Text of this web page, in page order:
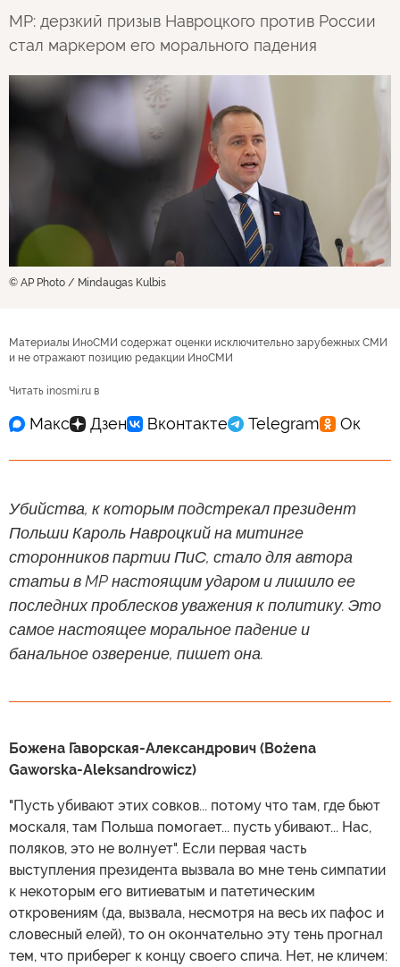
MP: дерзкий призыв Навроцкого против России
стал маркером его морального падения
© AP Photo / Mindaugas Kulbis
Материалы ИноСМИ содержат оценки исключительно зарубежных СМИ
и не отражают позицию редакции ИноСМИ
Читать inosmi.ru в
Убийства, к которым подстрекал президент
Польши Кароль Навроцкий на митинге
сторонников партии ПиС, стало для автора
статьи в MP настоящим ударом и лишило ее
последних проблесков уважения к политику. Это
самое настоящее моральное падение и
банальное озверение, пишет она.
Божена Гаворская-Александрович (Bożena
Gaworska-Aleksandrowicz)
"Пусть убивают этих совков... потому что там, где бьют
москаля, там Польша помогает... пусть убивают... Нас,
поляков, это не волнует". Если первая часть
выступления президента вызвала во мне тень симпатии
к некоторым его витиеватым и патетическим
откровениям (да, вызвала, несмотря на весь их пафос и
словесный елей), то он окончательно эту тень прогнал
тем, что приберег к концу своего спича. Нет, не кличем: